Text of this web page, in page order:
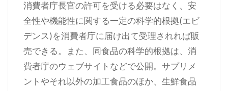
消費者庁長官の許可を受ける必要はなく、安
全性や機能性に関する一定の科学的根拠(エビ
デンス)を消費者庁に届け出て受理されれば販
売できる。また、同食品の科学的根拠は、消
費者庁のウェブサイトなどで公開。サプリメ
ントやそれ以外の加工食品のほか、生鮮食品